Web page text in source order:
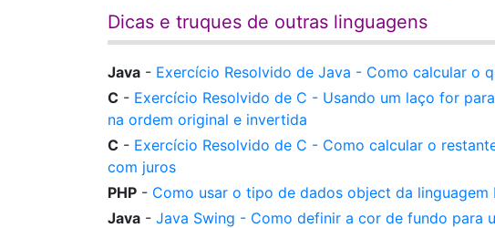
Dicas e truques de outras linguagens
Java - Exercício Resolvido de Java - Como calcular o
C - Exercício Resolvido de C - Usando um laço for
na ordem original e invertida
C - Exercício Resolvido de C - Como calcular o
com juros
PHP - Como usar o tipo de dados object da linguagem
Java - Java Swing - Como definir a cor de fundo para